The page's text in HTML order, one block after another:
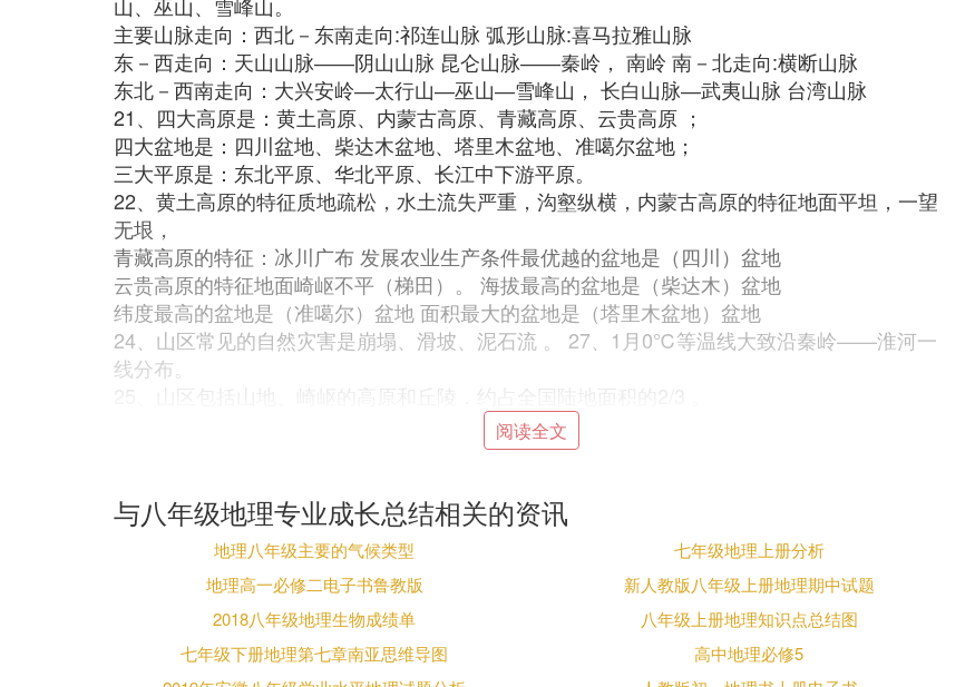
主要山脉走向：西北－东南走向:祁连山脉 弧形山脉:喜马拉雅山脉
东－西走向：天山山脉――阴山山脉 昆仑山脉――秦岭， 南岭 南－北走向:横断山脉
东北－西南走向：大兴安岭―太行山―巫山―雪峰山， 长白山脉―武夷山脉 台湾山脉
21、四大高原是：黄土高原、内蒙古高原、青藏高原、云贵高原 ；
四大盆地是：四川盆地、柴达木盆地、塔里木盆地、准噶尔盆地；
三大平原是：东北平原、华北平原、长江中下游平原。
22、黄土高原的特征质地疏松，水土流失严重，沟壑纵横，内蒙古高原的特征地面平坦，一望
无垠，
青藏高原的特征：冰川广布 发展农业生产条件最优越的盆地是（四川）盆地
云贵高原的特征地面崎岖不平（梯田）。 海拔最高的盆地是（柴达木）盆地
纬度最高的盆地是（准噶尔）盆地 面积最大的盆地是（塔里木盆地）盆地
24、山区常见的自然灾害是崩塌、滑坡、泥石流 。 27、1月0℃等温线大致沿秦岭——淮河一
线分布。
25、山区包括山地、崎岖的高原和丘陵，约占全国陆地面积的2/3 。
26、冬季最冷的地方是黑龙江漠河 ，夏季最热的地方是新疆吐鲁番 。
27、我国从北到南划分为5个温度带是寒温带、中温带、暖温带、亚热带、热带。还有一个地高
28、我国年降水量的总趋势是从东南沿海向西北内陆递减 。
29、干湿地区的划分是依据气候的干湿程度，我国干湿地区是：湿润地区、半湿润地区、半干
旱地区、干旱地区。
30、季风区和非季风区的分界线是大兴安岭、阴山、贺兰山。
31、季风气候的最大优点是雨热同期，是但它会带来一些灾害性天气如寒潮、水旱灾害、台
32、我国最大的内河流塔里木河 ，河水主要来自于昆仑山、天山的冰雪融水 。
阅读全文
与八年级地理专业成长总结相关的资讯
地理八年级主要的气候类型
七年级地理上册分析
地理高一必修二电子书鲁教版
新人教版八年级上册地理期中试题
2018八年级地理生物成绩单
八年级上册地理知识点总结图
七年级下册地理第七章南亚思维导图
高中地理必修5